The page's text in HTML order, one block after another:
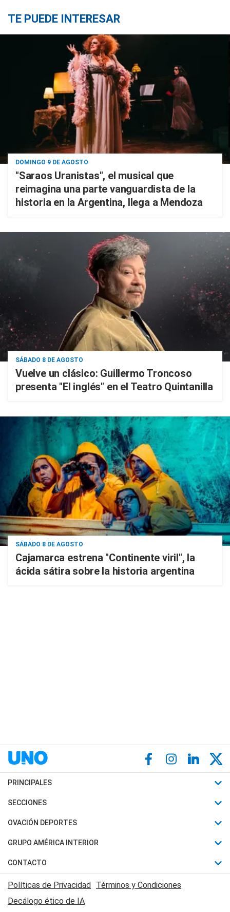
TE PUEDE INTERESAR
DOMINGO 9 DE AGOSTO
"Saraos Uranistas", el musical que
reimagina una parte vanguardista de la
historia en la Argentina, llega a Mendoza
SÁBADO 8 DE AGOSTO
Vuelve un clásico: Guillermo Troncoso
presenta "El inglés" en el Teatro Quintanilla
SÁBADO 8 DE AGOSTO
Cajamarca estrena "Continente viril", la
ácida sátira sobre la historia argentina
PRINCIPALES
Últimas Noticias
Política
Judiciales
Economia
SECCIONES
Horóscopo
Motores
Trucos caseros
Series y Películas
Edictos y Solicitadas
OVACIÓN DEPORTES
Fútbol
Mundial
Automovilismo
Rugby
GRUPO AMÉRICA INTERIOR
Canal 7 en Vivo
CONTACTO
Acerca de Nosotros
Contactanos
Políticas de Privacidad Términos y Condiciones
Decálogo ético de IA